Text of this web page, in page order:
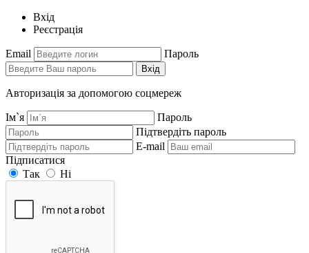
Вхід
Реєстрація
Email Пароль
Вхід
Авторизація за допомогою соцмереж
Ім`я
Пароль
Підтвердіть пароль
E-mail
Підписатися
Так
Ні